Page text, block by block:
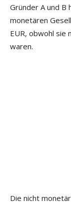
Gründer A und B
monetären
EUR, obwohl sie
waren.
Die nicht